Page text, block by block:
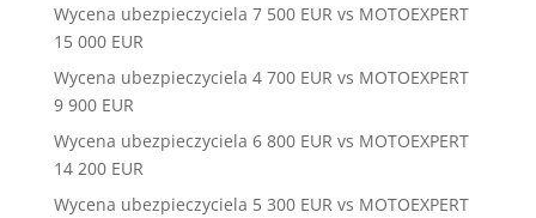
Wycena ubezpieczyciela 7 500 EUR vs MOTOEXPERT
15 000 EUR
Wycena ubezpieczyciela 4 700 EUR vs MOTOEXPERT
9 900 EUR
Wycena ubezpieczyciela 6 800 EUR vs MOTOEXPERT
14 200 EUR
Wycena ubezpieczyciela 5 300 EUR vs MOTOEXPERT